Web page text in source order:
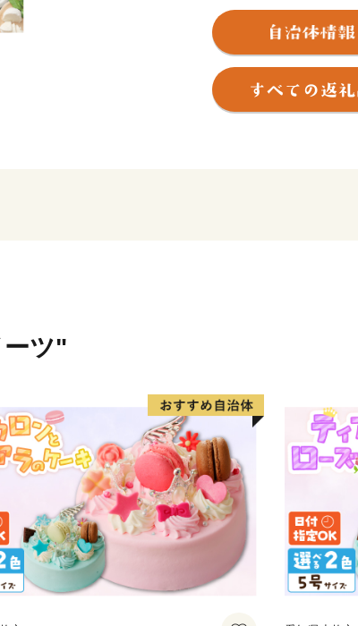
かつては、成田山に参拝する佐倉街
12年4月1日に2町3村（船橋町、葛
村）が合併して、「船橋市」が誕生
現在、中核市最大の人口約65万人
ーツ"